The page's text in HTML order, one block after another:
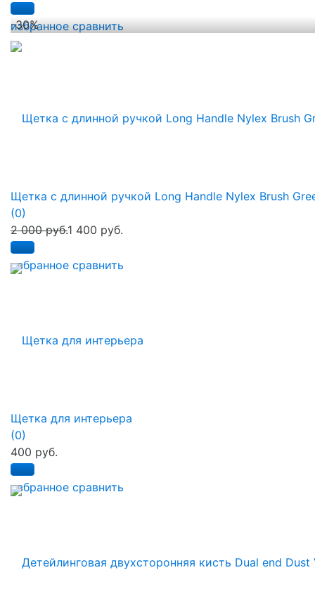
избранное сравнить
-30%
избранное сравнить
Щетка с длинной ручкой Long Handle Nylex Brush
(0)
2 000 руб.1 400 руб.
избранное сравнить
Щетка для интерьера
(0)
400 руб.